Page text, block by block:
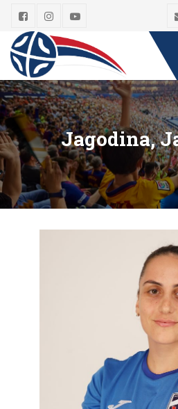
Jagodina,